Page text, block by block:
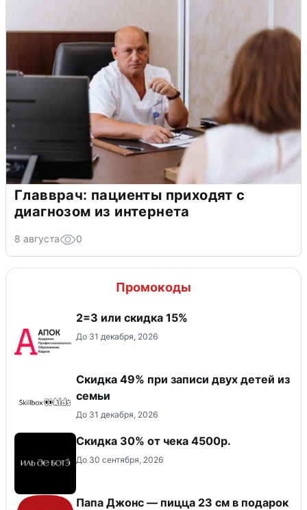
Главврач: пациенты приходят с
диагнозом из интернета
8 августа 0
Промокоды
2=3 или скидка 15%
До 31 декабря, 2026
Скидка 49% при записи двух детей из
семьи
До 31 декабря, 2026
Скидка 30% от чека 4500р.
До 30 сентября, 2026
Папа Джонс — пицца 23 см в подарок